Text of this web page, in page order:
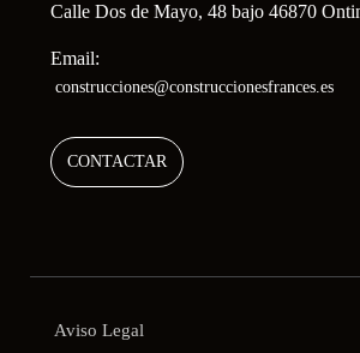
Calle Dos de Mayo, 48 bajo 46870
Email:
construcciones@construccionesfrances.es
CONTACTAR
Aviso Legal